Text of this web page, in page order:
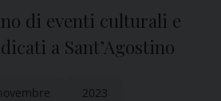
di eventi culturali e
a Sant’Agostino
2023